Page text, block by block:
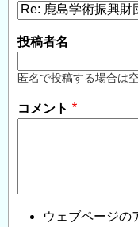
投稿者名
匿名で投稿する場合は
コメント
ウェブページの